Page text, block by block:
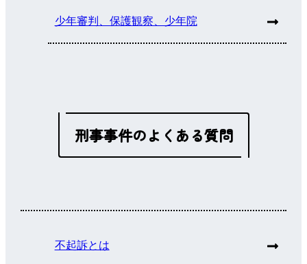
少年審判、保護観察、少年院
刑事事件のよくある質問
不起訴とは